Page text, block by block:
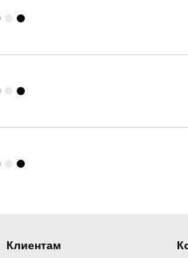
Клиентам